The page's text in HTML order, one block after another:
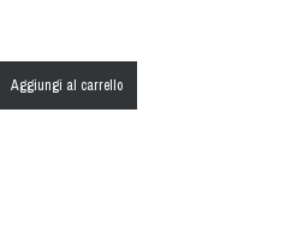
Aggiungi al carrello